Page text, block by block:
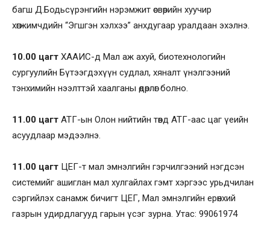
багш Д.Бодьсүрэнгийн нэрэмжит өсвөрийн хуучир
хөгжимчдийн “Эгшгэн хэлхээ” анхдугаар уралдаан эхэлнэ.
10.00 цагт ХААИС-д Мал аж ахуй, биотехнологийн
сургуулийн Бүтээгдэхүүн судлал, хяналт үнэлгээний
тэнхимийн нээлттэй хаалганы өдөрлөг болно.
11.00 цагт АТГ-ын Олон нийтийн төвд АТГ-аас цаг үеийн
асуудлаар мэдээлнэ.
11.00 цагт ЦЕГ-т мал эмнэлгийн гэрчилгээний нэгдсэн
системийг ашиглан мал хулгайлах гэмт хэргээс урьдчилан
сэргийлэх санамж бичигт ЦЕГ, Мал эмнэлгийн ерөнхий
газрын удирдлагууд гарын үсэг зурна. Утас: 99061974